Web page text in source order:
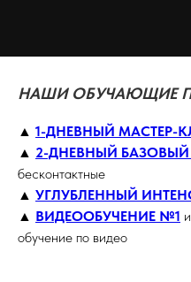
НАШИ ОБУЧАЮЩИЕ
▲ 1-ДНЕВНЫЙ МАСТЕР-
▲ 2-ДНЕВНЫЙ БАЗОВЫЙ
бесконтактные
▲ УГЛУБЛЕННЫЙ
▲ ВИДЕООБУЧЕНИЕ №1 и
обучение по видео